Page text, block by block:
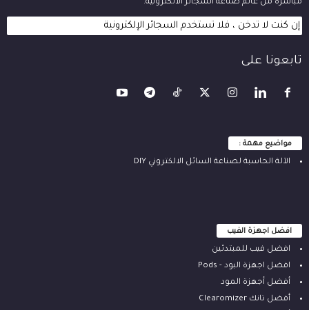
مباشرة من عالم صناعة السجائر الالكترونية.
إن كنت لا تدخن ، فلا تستخدم السجائر الإلكترونية
تابعونا على
مواضيع مهمة :
الآلة ‫الحاسبة لصناعة السائل الالكتروني‬ DIY
افضل اجهزة الفيب
افضل فيب للمبتدئين
افضل اجهزة البود - Pods
أفضل أجهزة المود
أفضل تانك Clearomizer